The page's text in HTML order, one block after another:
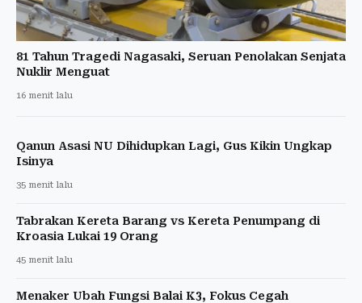
81 Tahun Tragedi Nagasaki, Seruan Penolakan Senjata
Nuklir Menguat
16 menit lalu
Qanun Asasi NU Dihidupkan Lagi, Gus Kikin Ungkap
Isinya
35 menit lalu
Tabrakan Kereta Barang vs Kereta Penumpang di
Kroasia Lukai 19 Orang
45 menit lalu
Menaker Ubah Fungsi Balai K3, Fokus Cegah